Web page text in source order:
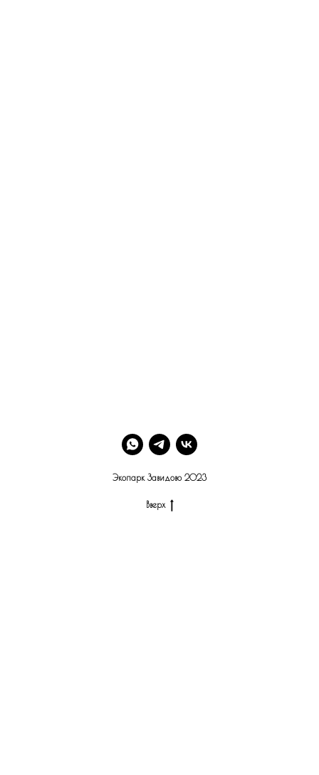
Экопарк Завидово 2023
Вверх